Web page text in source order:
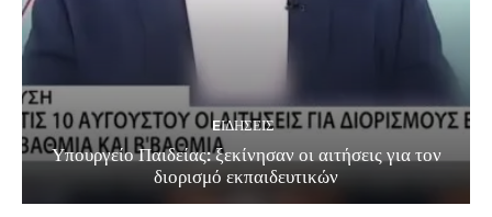
EΙΔΗΣΕΙΣ
Υπουργείο Παιδείας: ξεκίνησαν οι αιτήσεις για τον
διορισμό εκπαιδευτικών